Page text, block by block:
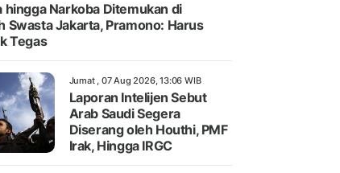
hingga Narkoba Ditemukan di
Swasta Jakarta, Pramono: Harus
Tegas
Jumat , 07 Aug 2026, 13:06 WIB
Laporan Intelijen Sebut
Arab Saudi Segera
Diserang oleh Houthi, PMF
Irak, Hingga IRGC